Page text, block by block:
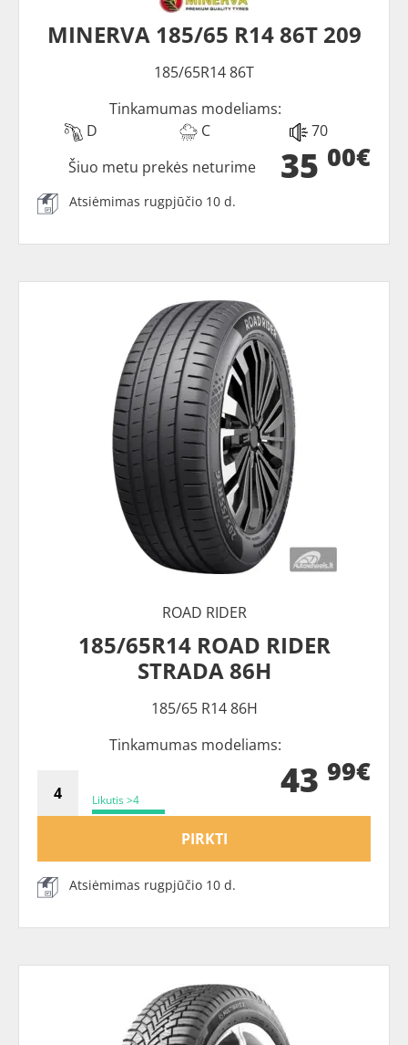
MINERVA 185/65 R14 86T 209
185/65R14 86T
Tinkamumas modeliams:
D
C 70
35 00€
Šiuo metu prekės neturime
Atsiėmimas rugpjūčio 10 d.
ROAD RIDER
185/65R14 ROAD RIDER
STRADA 86H
185/65 R14 86H
Tinkamumas modeliams:
Likutis >4 43 99€
PIRKTI
Atsiėmimas rugpjūčio 10 d.